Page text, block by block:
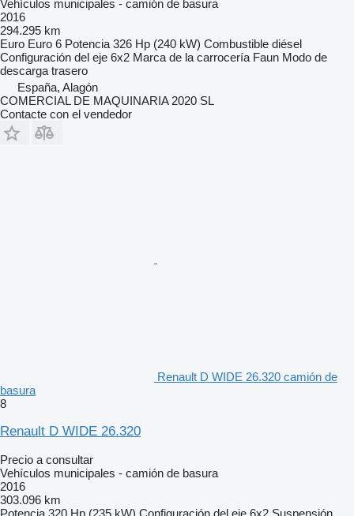
Vehículos municipales - camión de basura
2016
294.295 km
Euro Euro 6 Potencia 326 Hp (240 kW) Combustible diésel
Configuración del eje 6x2 Marca de la carrocería Faun Modo de
descarga trasero
España, Alagón
COMERCIAL DE MAQUINARIA 2020 SL
Contacte con el vendedor
Renault D WIDE 26.320 camión de
basura
8
Renault D WIDE 26.320
Precio a consultar
Vehículos municipales - camión de basura
2016
303.096 km
Potencia 320 Hp (235 kW) Configuración del eje 6x2 Suspensión